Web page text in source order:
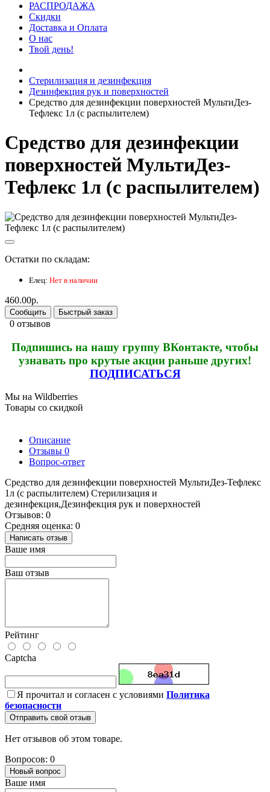
РАСПРОДАЖА
Скидки
Доставка и Оплата
О нас
Твой день!
Стерилизация и дезинфекция
Дезинфекция рук и поверхностей
Средство для дезинфекции поверхностей МультиДез-
Тефлекс 1л (с распылителем)
Средство для дезинфекции
поверхностей МультиДез-
Тефлекс 1л (с распылителем)
Остатки по складам:
Елец: Нет в наличии
460.00р.
Сообщить Быстрый заказ
0 отзывов
Подпишись на нашу группу ВКонтакте, чтобы
узнавать про крутые акции раньше других!
ПОДПИСАТЬСЯ
Мы на Wildberries
Товары со скидкой
Описание
Отзывы 0
Вопрос-ответ
Средство для дезинфекции поверхностей МультиДез-Тефлекс
1л (с распылителем) Стерилизация и
дезинфекция,Дезинфекция рук и поверхностей
Отзывов: 0
Средняя оценка: 0
Написать отзыв
Ваше имя
Ваш отзыв
Рейтинг
Captcha
Я прочитал и согласен с условиями Политика
безопасности
Отправить свой отзыв
Нет отзывов об этом товаре.
Вопросов: 0
Новый вопрос
Ваше имя